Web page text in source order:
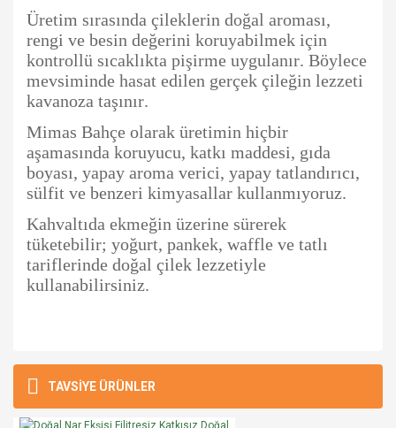
Üretim sırasında çileklerin doğal aroması,
rengi ve besin değerini koruyabilmek için
kontrollü sıcaklıkta pişirme uygulanır. Böylece
mevsiminde hasat edilen gerçek çileğin lezzeti
kavanoza taşınır.
Mimas Bahçe olarak üretimin hiçbir
aşamasında koruyucu, katkı maddesi, gıda
boyası, yapay aroma verici, yapay tatlandırıcı,
sülfit ve benzeri kimyasallar kullanmıyoruz.
Kahvaltıda ekmeğin üzerine sürerek
tüketebilir; yoğurt, pankek, waffle ve tatlı
tariflerinde doğal çilek lezzetiyle
kullanabilirsiniz.
Harika
kullanarak tarafımıza iletebilirsiniz.
Görüş ve önerileriniz için teşekkür ederiz.
Ürün hakkında henüz soru sorulmamış.
TAVSİYE ÜRÜNLER